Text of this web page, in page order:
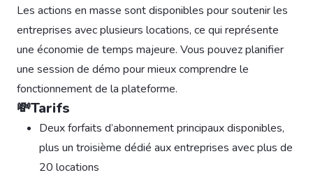
Les actions en masse sont disponibles pour soutenir les
entreprises avec plusieurs locations, ce qui représente
une économie de temps majeure. Vous pouvez planifier
une session de démo pour mieux comprendre le
fonctionnement de la plateforme.
💸Tarifs
Deux forfaits d’abonnement principaux disponibles,
plus un troisième dédié aux entreprises avec plus de
20 locations